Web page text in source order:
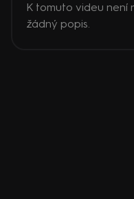
K tomuto videu není
žádný popis.